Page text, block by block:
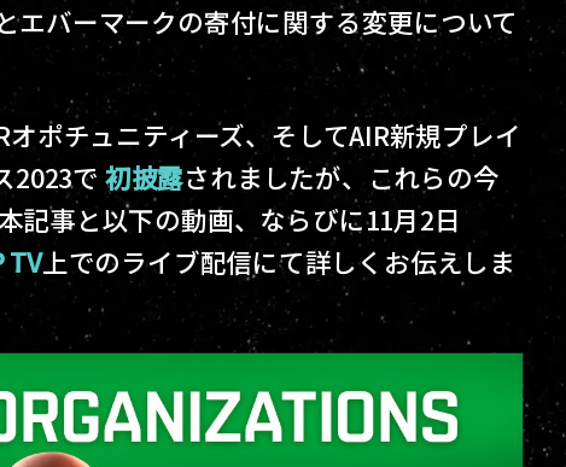
エバーマークの寄付に関する変更について
ポチュニティーズ、そしてAIR新規プレイ
2023で 初披露されましたが、これらの今
記事と以下の動画、ならびに11月2日
TV上でのライブ配信にて詳しくお伝えしま